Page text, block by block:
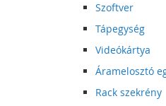
Szoftver
Tápegység
Videókártya
Áramelosztó
Rack szekrény